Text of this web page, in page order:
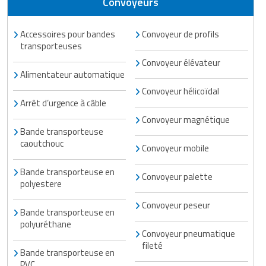
Matériel de musculation
Vêtement sportif
Rôtisserie professionnelle
Sautause professionnelle
Table de cuisson professionnelle
Tables de préparation réfrigérées
Ustensile de cuisine
Vaisselle restaurant
Vitrines réfrigérées
Accessoires pour bandes
transporteuses
Alimentateur automatique
Arrêt d’urgence à câble
Bande transporteuse
caoutchouc
Bande transporteuse en
polyestere
Bande transporteuse en
polyuréthane
Bande transporteuse en
Convoyeur de profils
Convoyeur élévateur
Convoyeur hélicoïdal
Convoyeur magnétique
Convoyeur mobile
Convoyeur palette
Convoyeur peseur
Convoyeur pneumatique
fileté